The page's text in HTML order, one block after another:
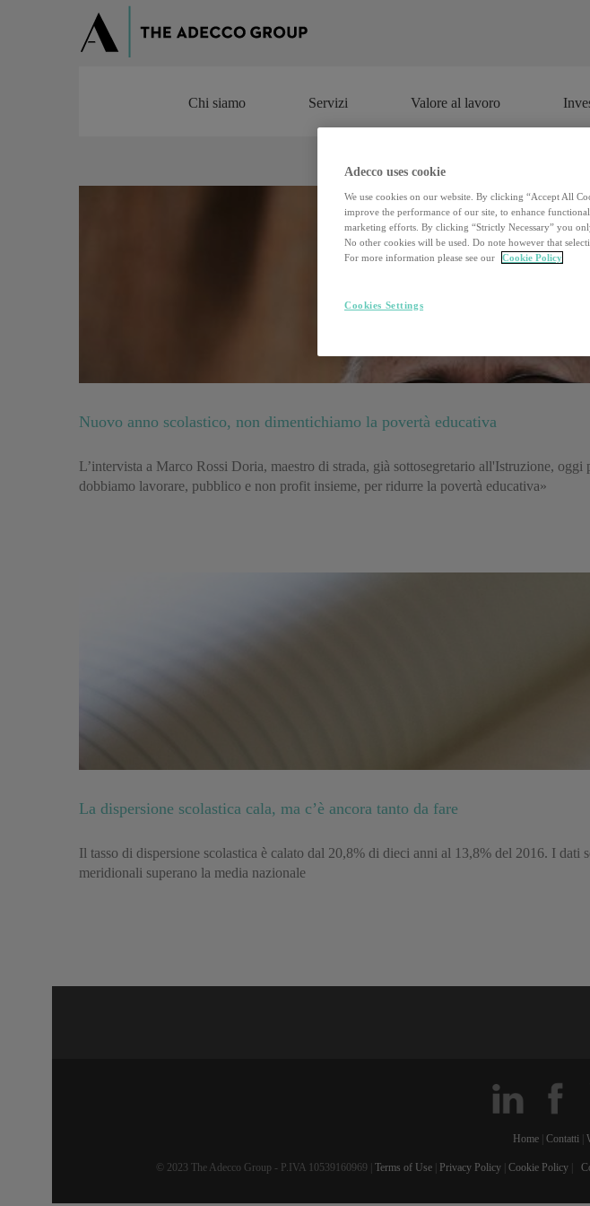
Chi siamo
Chi siamo Servizi Valore al lavoro
Nuovo anno scolastico, non dimentichiamo la povertà educativa
L’intervista a Marco Rossi Doria, maestro di strada, già sottosegretario all'Istruzione,
dobbiamo lavorare, pubblico e non profit insieme, per ridurre la povertà educativa»
La dispersione scolastica cala, ma c’è ancora tanto da fare
Il tasso di dispersione scolastica è calato dal 20,8% di dieci anni al 13,8% del 2016. I
meridionali superano la media nazionale
Home Contatti
© 2023 The Adecco Group - P.IVA 10539160969 | Terms of Use Privacy Policy Cookie Policy
Adecco uses cookie
We use cookies on our website. By clicking “Accept All
improve the performance of our site, to enhance
marketing efforts. By clicking “Strictly Necessary” you
No other cookies will be used. Do note however that
For more information please see our
Cookie Policy
Cookies Settings